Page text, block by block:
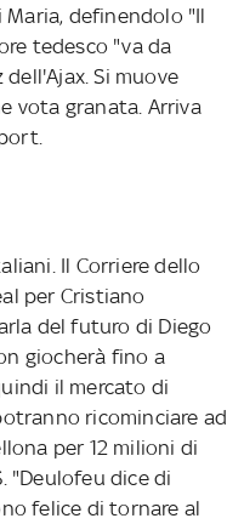
definendolo "Il
tedesco "va da
Si muove
vota granata. Arriva
Il Corriere dello
per Cristiano
del futuro di Diego
giocherà fino a
il mercato di
ricominciare ad
per 12 milioni di
"Deulofeu dice di
felice di tornare al